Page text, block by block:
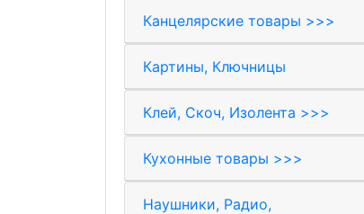
Канцелярские товары >>>
Картины, Ключницы
Клей, Скоч, Изолента >>>
Кухонные товары >>>
Наушники, Радио,